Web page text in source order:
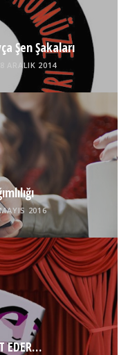
Şen Şakaları
8 ARALIK 2014
2016
EDER…